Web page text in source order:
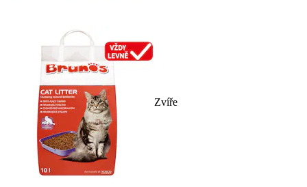
Zvíře